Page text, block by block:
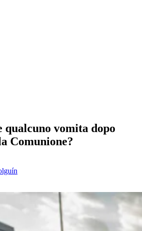
qualcuno vomita dopo
Comunione?